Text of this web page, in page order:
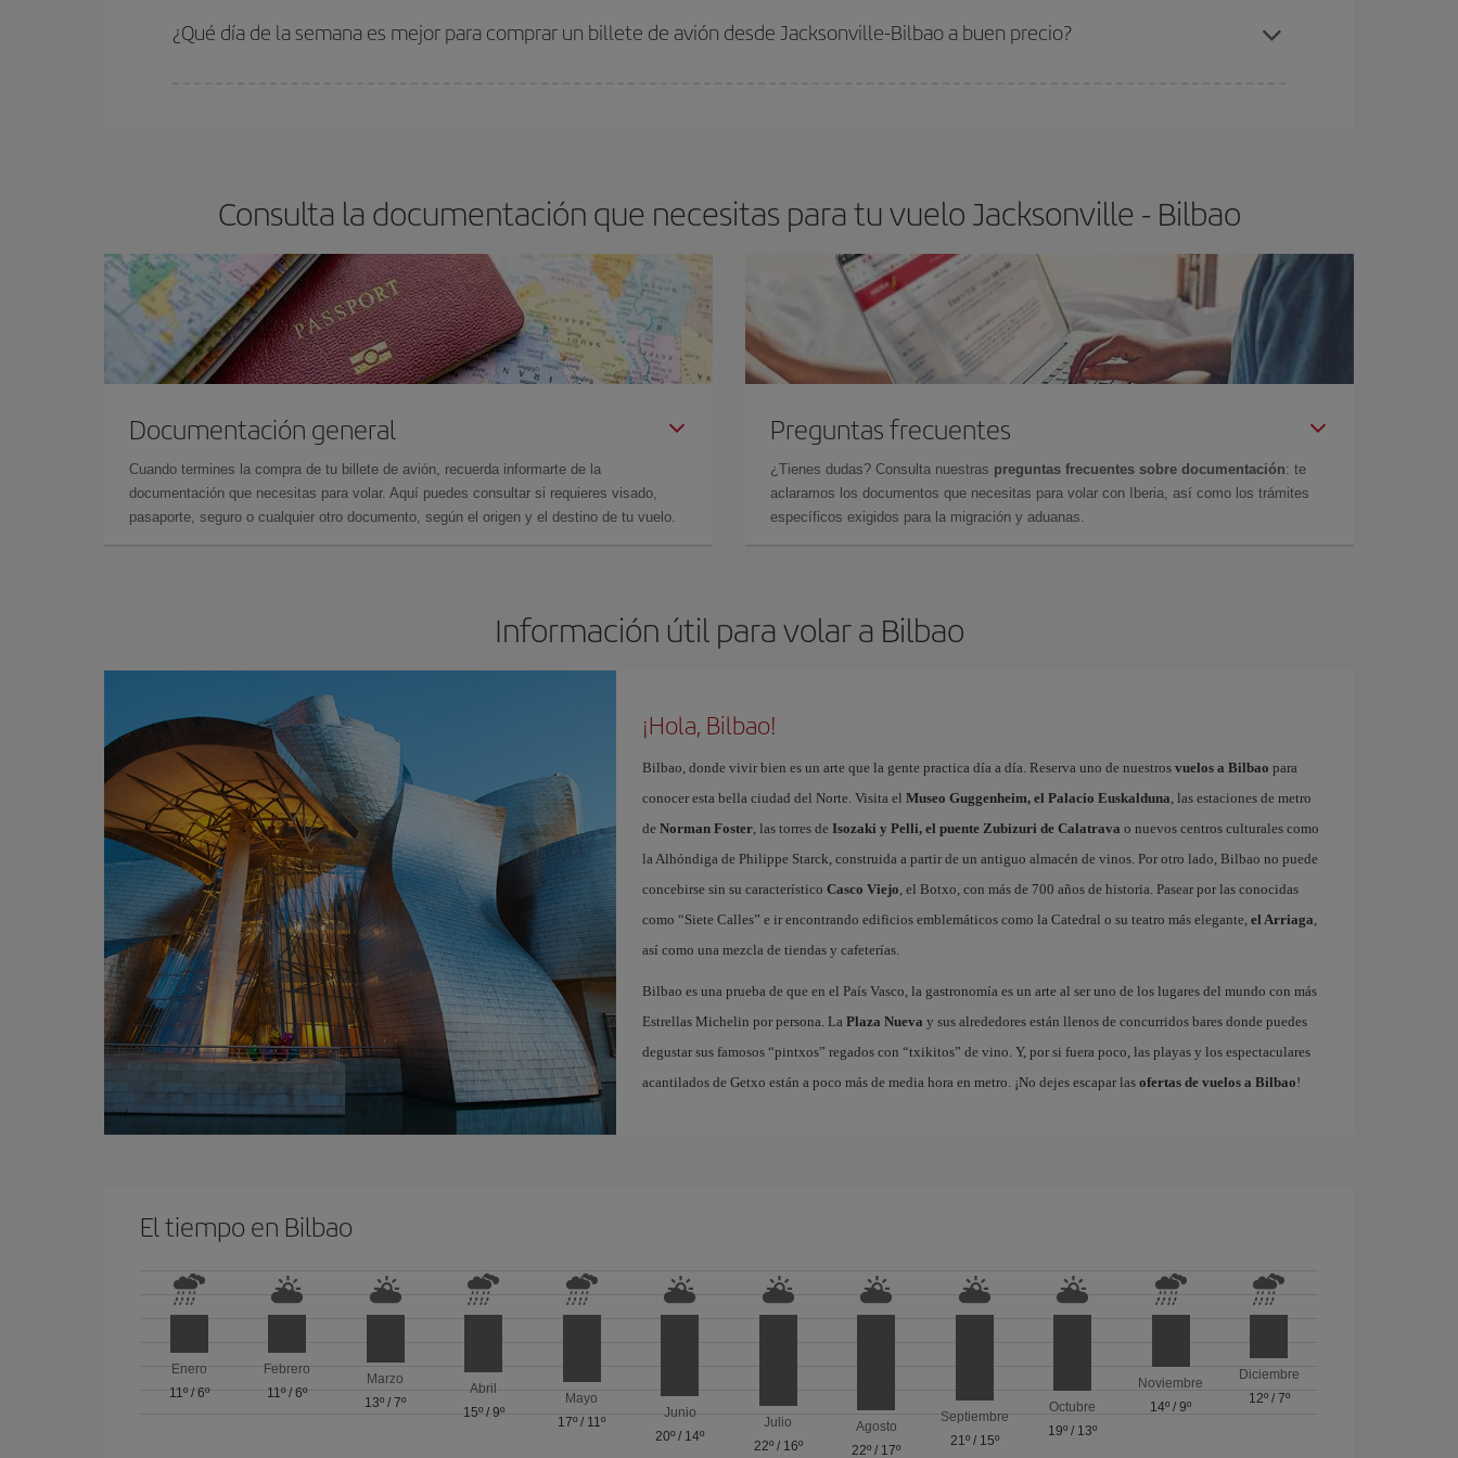
¿Qué día de la semana es mejor para comprar un billete de avión desde Jacksonville-Bilbao a buen precio?
Consulta la documentación que necesitas para tu vuelo Jacksonville - Bilbao
Documentación general
Cuando termines la compra de tu billete de avión, recuerda informarte de la
documentación que necesitas para volar. Aquí puedes consultar si requieres visado,
pasaporte, seguro o cualquier otro documento, según el origen y el destino de tu vuelo.
Preguntas frecuentes
¿Tienes dudas? Consulta nuestras preguntas frecuentes sobre documentación: te
aclaramos los documentos que necesitas para volar con Iberia, así como los trámites
específicos exigidos para la migración y aduanas.
Información útil para volar a Bilbao
¡Hola, Bilbao!
Bilbao, donde vivir bien es un arte que la gente practica día a día. Reserva uno de nuestros vuelos a Bilbao para
conocer esta bella ciudad del Norte. Visita el Museo Guggenheim, el Palacio Euskalduna, las estaciones de metro
de Norman Foster, las torres de Isozaki y Pelli, el puente Zubizuri de Calatrava o nuevos centros culturales como
la Alhóndiga de Philippe Starck, construida a partir de un antiguo almacén de vinos. Por otro lado, Bilbao no puede
concebirse sin su característico Casco Viejo, el Botxo, con más de 700 años de historia. Pasear por las conocidas
como “Siete Calles” e ir encontrando edificios emblemáticos como la Catedral o su teatro más elegante, el Arriaga,
así como una mezcla de tiendas y cafeterías.
Bilbao es una prueba de que en el País Vasco, la gastronomía es un arte al ser uno de los lugares del mundo con más
Estrellas Michelin por persona. La Plaza Nueva y sus alrededores están llenos de concurridos bares donde puedes
degustar sus famosos “pintxos” regados con “txikitos” de vino. Y, por si fuera poco, las playas y los espectaculares
acantilados de Getxo están a poco más de media hora en metro. ¡No dejes escapar las ofertas de vuelos a Bilbao!
El tiempo en Bilbao
Enero
11º/ 6º
Febrero
11º/6º
Marzo
13º /7º
Abril
15º/ 9º
Mayo
17º / 11º
Junio
20º / 14º
Julio
22º/ 16º
Agosto
22º / 17º
Septiembre
21º/ 15º
Octubre
19º / 13º
Noviembre
14º /9º
Diciembre
12º/ 7º